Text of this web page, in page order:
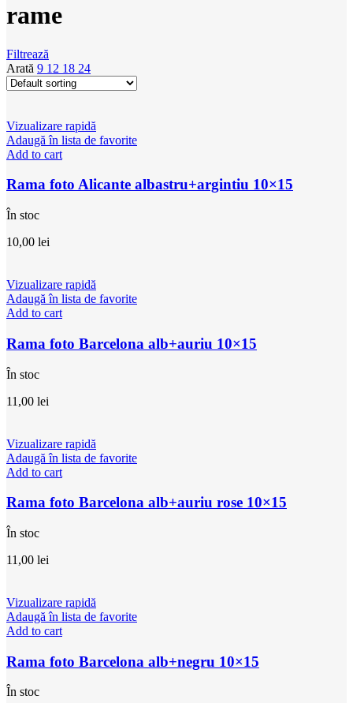
rame
Filtrează
Arată 9 12 18 24
Vizualizare rapidă
Adaugă în lista de favorite
Add to cart
Rama foto Alicante albastru+argintiu 10×15
În stoc
10,00 lei
Vizualizare rapidă
Adaugă în lista de favorite
Add to cart
Rama foto Barcelona alb+auriu 10×15
În stoc
11,00 lei
Vizualizare rapidă
Adaugă în lista de favorite
Add to cart
Rama foto Barcelona alb+auriu rose 10×15
În stoc
11,00 lei
Vizualizare rapidă
Adaugă în lista de favorite
Add to cart
Rama foto Barcelona alb+negru 10×15
În stoc